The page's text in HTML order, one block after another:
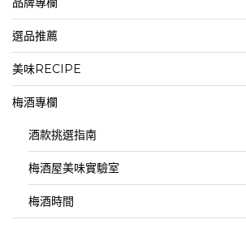
選品推薦
美味RECIPE
梅酒專欄
酒款挑選指南
梅酒屋美味實驗室
梅酒時間